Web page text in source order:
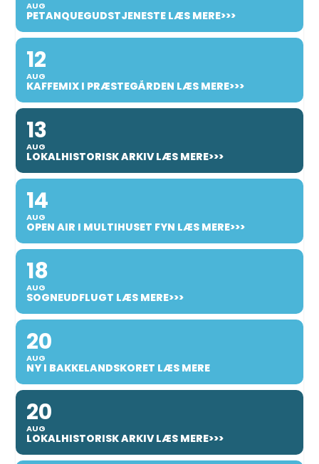
AUG
PETANQUEGUDSTJENESTE LÆS MERE>>>
12
AUG
KAFFEMIX I PRÆSTEGÅRDEN LÆS MERE>>>
13
AUG
LOKALHISTORISK ARKIV LÆS MERE>>>
14
AUG
OPEN AIR I MULTIHUSET FYN LÆS MERE>>>
18
AUG
SOGNEUDFLUGT LÆS MERE>>>
20
AUG
NY I BAKKELANDSKORET LÆS MERE
20
AUG
LOKALHISTORISK ARKIV LÆS MERE>>>